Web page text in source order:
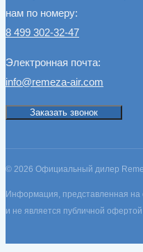
нам по номеру:
8 499 302-32-47
Электронная почта:
info@remeza-air.com
Заказать звонок
© 2026 Официальный дилер
Информация, представленная на
и не является публичной офертой